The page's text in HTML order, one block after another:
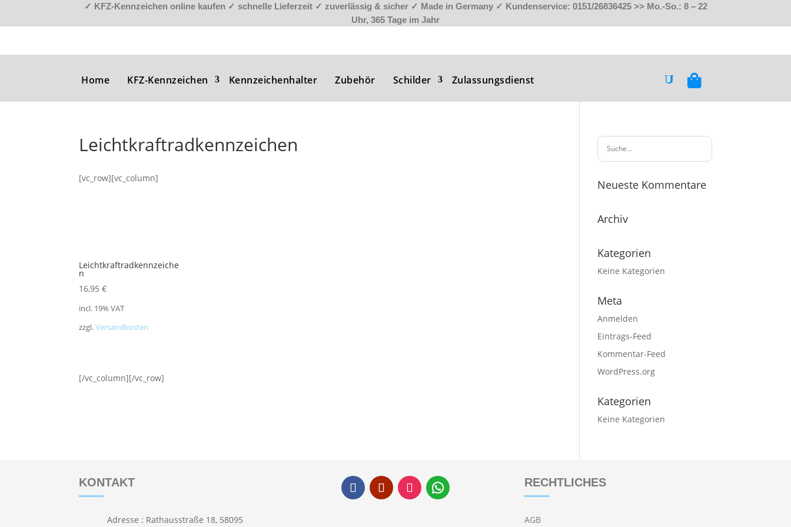
✓ KFZ-Kennzeichen online kaufen ✓ schnelle Lieferzeit ✓ zuverlässig & sicher ✓ Made in Germany ✓ Kundenservice: 0151/26836425 >> Mo.-So.: 8 – 22
Uhr, 365 Tage im Jahr
Home KFZ-Kennzeichen Kennzeichenhalter Zubehör Schilder Zulassungsdienst
Leichtkraftradkennzeichen
[vc_row][vc_column]
Leichtkraftradkennzeiche
n
16,95€
incl. 19% VAT
zzgl.Versandkosten
[/vc_column][/vc_row]
Neueste Kommentare
Archiv
Kategorien
Keine Kategorien
Meta
Anmelden
Eintrags-Feed
Kommentar-Feed
WordPress.org
Kategorien
Keine Kategorien
KONTAKT
Adresse : Rathausstraße 18, 58095
RECHTLICHES
AGB